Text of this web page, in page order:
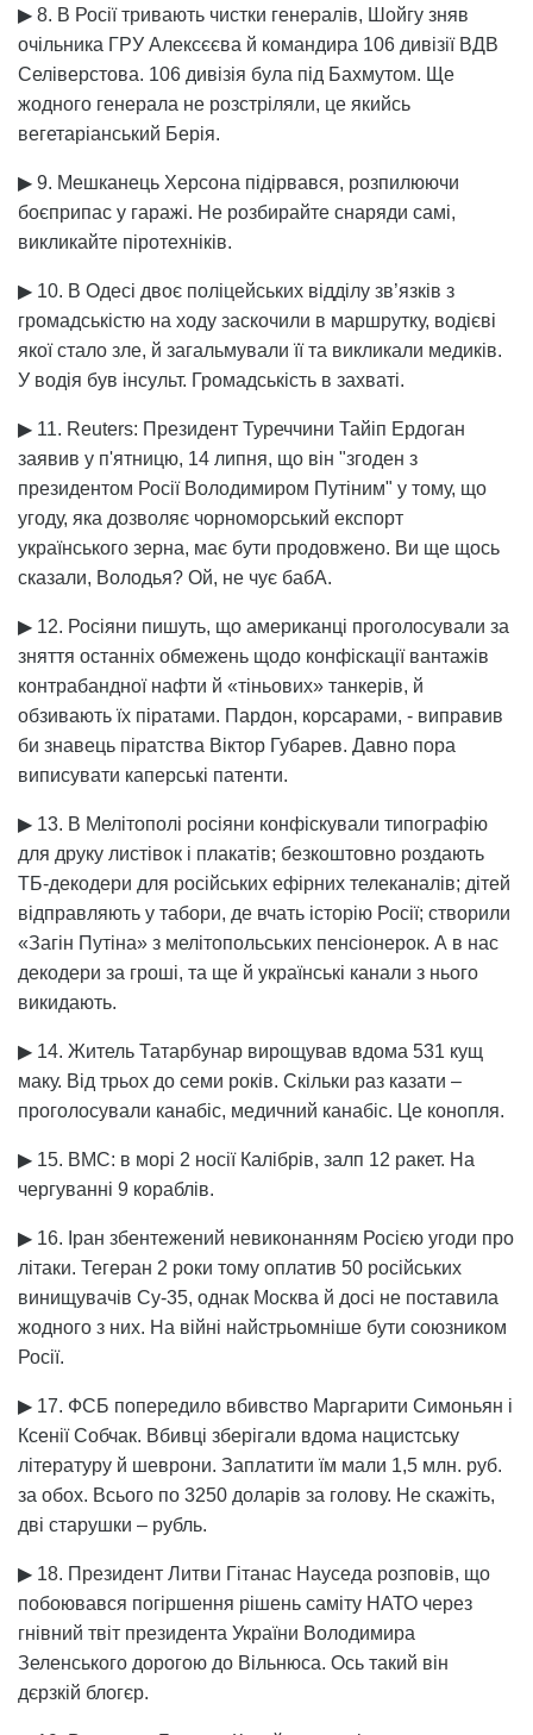
▶ 8. В Росії тривають чистки генералів, Шойгу зняв
очільника ГРУ Алексєєва й командира 106 дивізії ВДВ
Селіверстова. 106 дивізія була під Бахмутом. Ще
жодного генерала не розстріляли, це якийсь
вегетаріанський Берія.
▶ 9. Мешканець Херсона підірвався, розпилюючи
боєприпас у гаражі. Не розбирайте снаряди самі,
викликайте піротехніків.
▶ 10. В Одесі двоє поліцейських відділу зв’язків з
громадськістю на ходу заскочили в маршрутку, водієві
якої стало зле, й загальмували її та викликали медиків.
У водія був інсульт. Громадськість в захваті.
▶ 11. Reuters: Президент Туреччини Тайіп Ердоган
заявив у п'ятницю, 14 липня, що він "згоден з
президентом Росії Володимиром Путіним" у тому, що
угоду, яка дозволяє чорноморський експорт
українського зерна, має бути продовжено. Ви ще щось
сказали, Володья? Ой, не чує бабА.
▶ 12. Росіяни пишуть, що американці проголосували за
зняття останніх обмежень щодо конфіскації вантажів
контрабандної нафти й «тіньових» танкерів, й
обзивають їх піратами. Пардон, корсарами, - виправив
би знавець піратства Віктор Губарев. Давно пора
виписувати каперські патенти.
▶ 13. В Мелітополі росіяни конфіскували типографію
для друку листівок і плакатів; безкоштовно роздають
ТБ-декодери для російських ефірних телеканалів; дітей
відправляють у табори, де вчать історію Росії; створили
«Загін Путіна» з мелітопольських пенсіонерок. А в нас
декодери за гроші, та ще й українські канали з нього
викидають.
▶ 14. Житель Татарбунар вирощував вдома 531 кущ
маку. Від трьох до семи років. Скільки раз казати –
проголосували канабіс, медичний канабіс. Це конопля.
▶ 15. ВМС: в морі 2 носії Калібрів, залп 12 ракет. На
чергуванні 9 кораблів.
▶ 16. Іран збентежений невиконанням Росією угоди про
літаки. Тегеран 2 роки тому оплатив 50 російських
винищувачів Су-35, однак Москва й досі не поставила
жодного з них. На війні найстрьомніше бути союзником
Росії.
▶ 17. ФСБ попередило вбивство Маргарити Симоньян і
Ксенії Собчак. Вбивці зберігали вдома нацистську
літературу й шеврони. Заплатити їм мали 1,5 млн. руб.
за обох. Всього по 3250 доларів за голову. Не скажіть,
дві старушки – рубль.
▶ 18. Президент Литви Гітанас Науседа розповів, що
побоювався погіршення рішень саміту НАТО через
гнівний твіт президента України Володимира
Зеленського дорогою до Вільнюса. Ось такий він
дєрзкій блогєр.